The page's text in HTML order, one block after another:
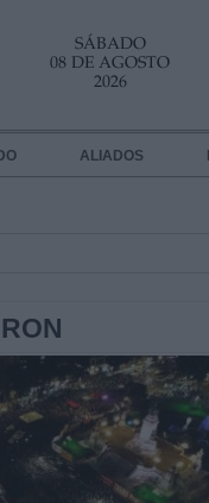
SÁBADO
08 DE AGOSTO
2026
ALIADOS
DE TUS DATOS